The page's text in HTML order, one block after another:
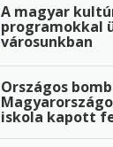
A magyar
programokkal
városunkban
Országos
iskola kapott